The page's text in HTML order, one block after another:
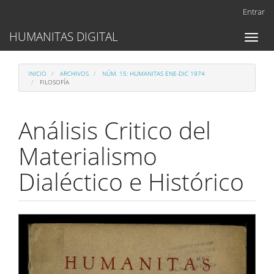
Contenido
principal
lateral
Entrar
Toggle
HUMANITAS DIGITAL
INICIO ARCHIVOS
NÚM. 15: HUMANITAS ENE-DIC 1974
FILOSOFÍA
Análisis Critico del
Materialismo
Dialéctico e Histórico
Barra
lateral
del